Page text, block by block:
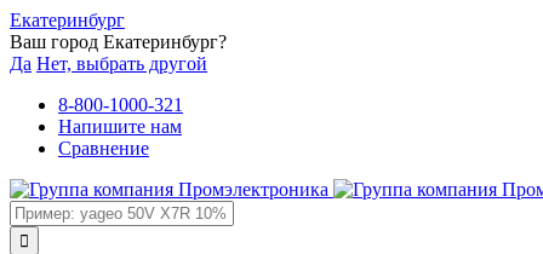
Екатеринбург
Ваш город Екатеринбург?
Да Нет, выбрать другой
8-800-1000-321
Напишите нам
Сравнение